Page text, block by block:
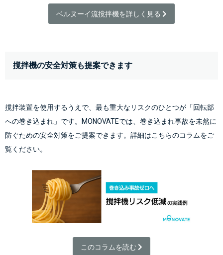
ベルヌーイ流撹拌機を詳しく見る
撹拌機の安全対策も提案できます
撹拌装置を使用するうえで、最も重大なリスクのひとつが「回転部
への巻き込まれ」です。MONOVATEでは、巻き込まれ事故を未然に
防ぐための安全対策をご提案できます。詳細はこちらのコラムをご
覧ください。
このコラムを読む